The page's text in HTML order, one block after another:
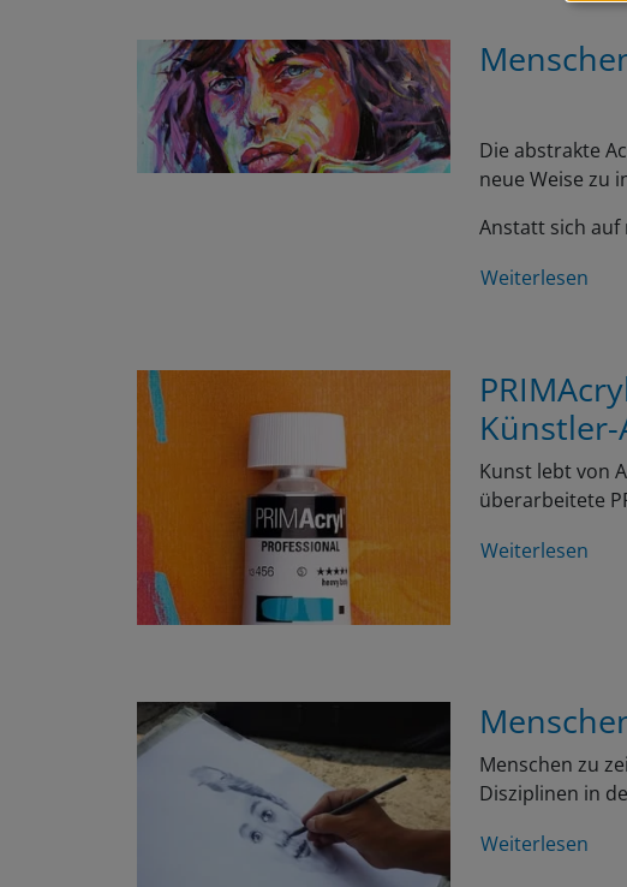
Die abstrakte
neue Weise zu
Anstatt sich auf
Weiterlesen
Kunst lebt von
überarbeitete
Weiterlesen
Menschen zu
Disziplinen in
Weiterlesen